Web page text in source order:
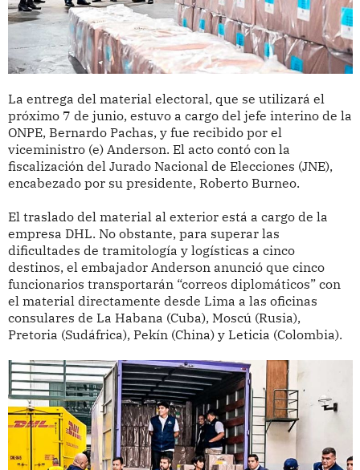
La entrega del material electoral, que se utilizará el
próximo 7 de junio, estuvo a cargo del jefe interino de la
ONPE, Bernardo Pachas, y fue recibido por el
viceministro (e) Anderson. El acto contó con la
fiscalización del Jurado Nacional de Elecciones (JNE),
encabezado por su presidente, Roberto Burneo.
El traslado del material al exterior está a cargo de la
empresa DHL. No obstante, para superar las
dificultades de tramitología y logísticas a cinco
destinos, el embajador Anderson anunció que cinco
funcionarios transportarán “correos diplomáticos” con
el material directamente desde Lima a las oficinas
consulares de La Habana (Cuba), Moscú (Rusia),
Pretoria (Sudáfrica), Pekín (China) y Leticia (Colombia).